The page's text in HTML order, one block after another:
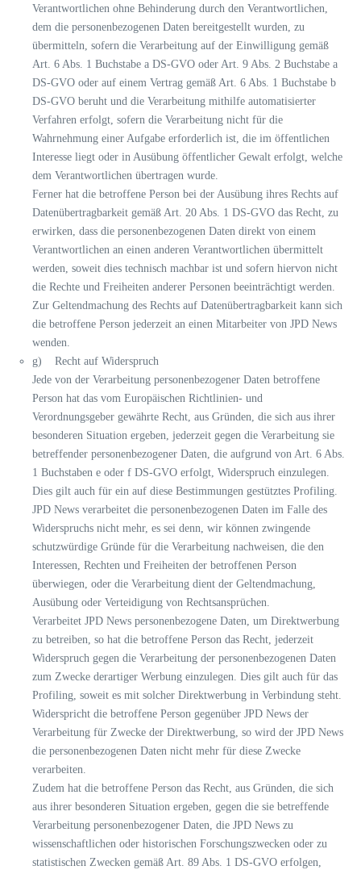
Verantwortlichen ohne Behinderung durch den Verantwortlichen,
dem die personenbezogenen Daten bereitgestellt wurden, zu
übermitteln, sofern die Verarbeitung auf der Einwilligung gemäß
Art. 6 Abs. 1 Buchstabe a DS-GVO oder Art. 9 Abs. 2 Buchstabe a
DS-GVO oder auf einem Vertrag gemäß Art. 6 Abs. 1 Buchstabe b
DS-GVO beruht und die Verarbeitung mithilfe automatisierter
Verfahren erfolgt, sofern die Verarbeitung nicht für die
Wahrnehmung einer Aufgabe erforderlich ist, die im öffentlichen
Interesse liegt oder in Ausübung öffentlicher Gewalt erfolgt, welche
dem Verantwortlichen übertragen wurde.
Ferner hat die betroffene Person bei der Ausübung ihres Rechts auf
Datenübertragbarkeit gemäß Art. 20 Abs. 1 DS-GVO das Recht, zu
erwirken, dass die personenbezogenen Daten direkt von einem
Verantwortlichen an einen anderen Verantwortlichen übermittelt
werden, soweit dies technisch machbar ist und sofern hiervon nicht
die Rechte und Freiheiten anderer Personen beeinträchtigt werden.
Zur Geltendmachung des Rechts auf Datenübertragbarkeit kann sich
die betroffene Person jederzeit an einen Mitarbeiter von JPD News
wenden.
g) Recht auf Widerspruch
Jede von der Verarbeitung personenbezogener Daten betroffene
Person hat das vom Europäischen Richtlinien- und
Verordnungsgeber gewährte Recht, aus Gründen, die sich aus ihrer
besonderen Situation ergeben, jederzeit gegen die Verarbeitung sie
betreffender personenbezogener Daten, die aufgrund von Art. 6 Abs.
1 Buchstaben e oder f DS-GVO erfolgt, Widerspruch einzulegen.
Dies gilt auch für ein auf diese Bestimmungen gestütztes Profiling.
JPD News verarbeitet die personenbezogenen Daten im Falle des
Widerspruchs nicht mehr, es sei denn, wir können zwingende
schutzwürdige Gründe für die Verarbeitung nachweisen, die den
Interessen, Rechten und Freiheiten der betroffenen Person
überwiegen, oder die Verarbeitung dient der Geltendmachung,
Ausübung oder Verteidigung von Rechtsansprüchen.
Verarbeitet JPD News personenbezogene Daten, um Direktwerbung
zu betreiben, so hat die betroffene Person das Recht, jederzeit
Widerspruch gegen die Verarbeitung der personenbezogenen Daten
zum Zwecke derartiger Werbung einzulegen. Dies gilt auch für das
Profiling, soweit es mit solcher Direktwerbung in Verbindung steht.
Widerspricht die betroffene Person gegenüber JPD News der
Verarbeitung für Zwecke der Direktwerbung, so wird der JPD News
die personenbezogenen Daten nicht mehr für diese Zwecke
verarbeiten.
Zudem hat die betroffene Person das Recht, aus Gründen, die sich
aus ihrer besonderen Situation ergeben, gegen die sie betreffende
Verarbeitung personenbezogener Daten, die JPD News zu
wissenschaftlichen oder historischen Forschungszwecken oder zu
statistischen Zwecken gemäß Art. 89 Abs. 1 DS-GVO erfolgen,